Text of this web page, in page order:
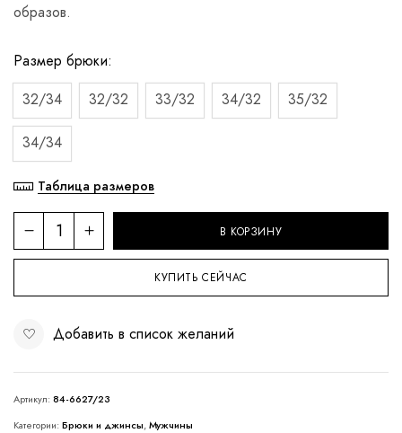
образов.
Размер брюки
32/34
32/32 33/32 34/32 35/32
34/34
Таблица размеров
В КОРЗИНУ
КУПИТЬ СЕЙЧАС
Добавить в список желаний
Артикул: 84-6627/23
Категории: Брюки и джинсы, Мужчины